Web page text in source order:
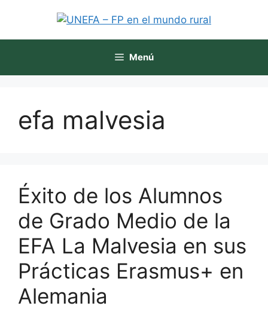
Menú
efa malvesia
Éxito de los Alumnos
de Grado Medio de la
EFA La Malvesia en sus
Prácticas Erasmus+ en
Alemania